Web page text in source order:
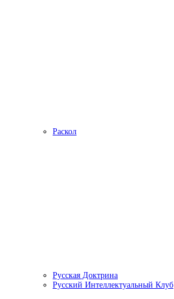
Раскол
Русская Доктрина
Русский Интеллектуальный Клуб